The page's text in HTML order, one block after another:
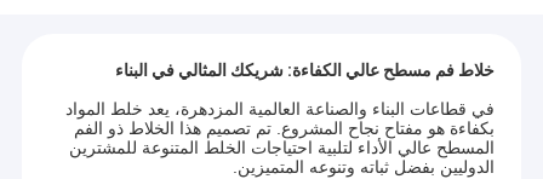
خلاط فم مسطح عالي الكفاءة: شريكك المثالي في البناء
في قطاعات البناء والصناعة العالمية المزدهرة، يعد خلط المواد
بكفاءة هو مفتاح نجاح المشروع. تم تصميم هذا الخلاط ذو الفم
المسطح عالي الأداء لتلبية احتياجات الخلط المتنوعة للمشترين
الدوليين بفضل ثباته وتنوعه المتميزين.